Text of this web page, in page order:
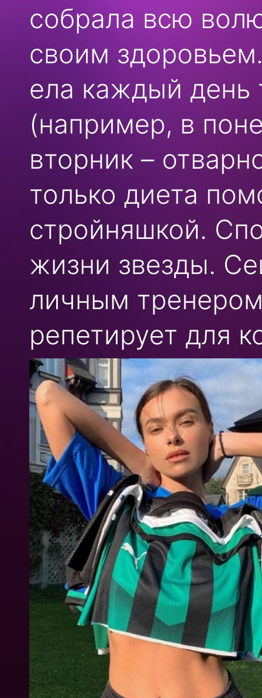
собрала всю
своим
ела каждый день
(например, в
вторник –
только диета
стройняшкой.
жизни звезды.
личным
репетирует для